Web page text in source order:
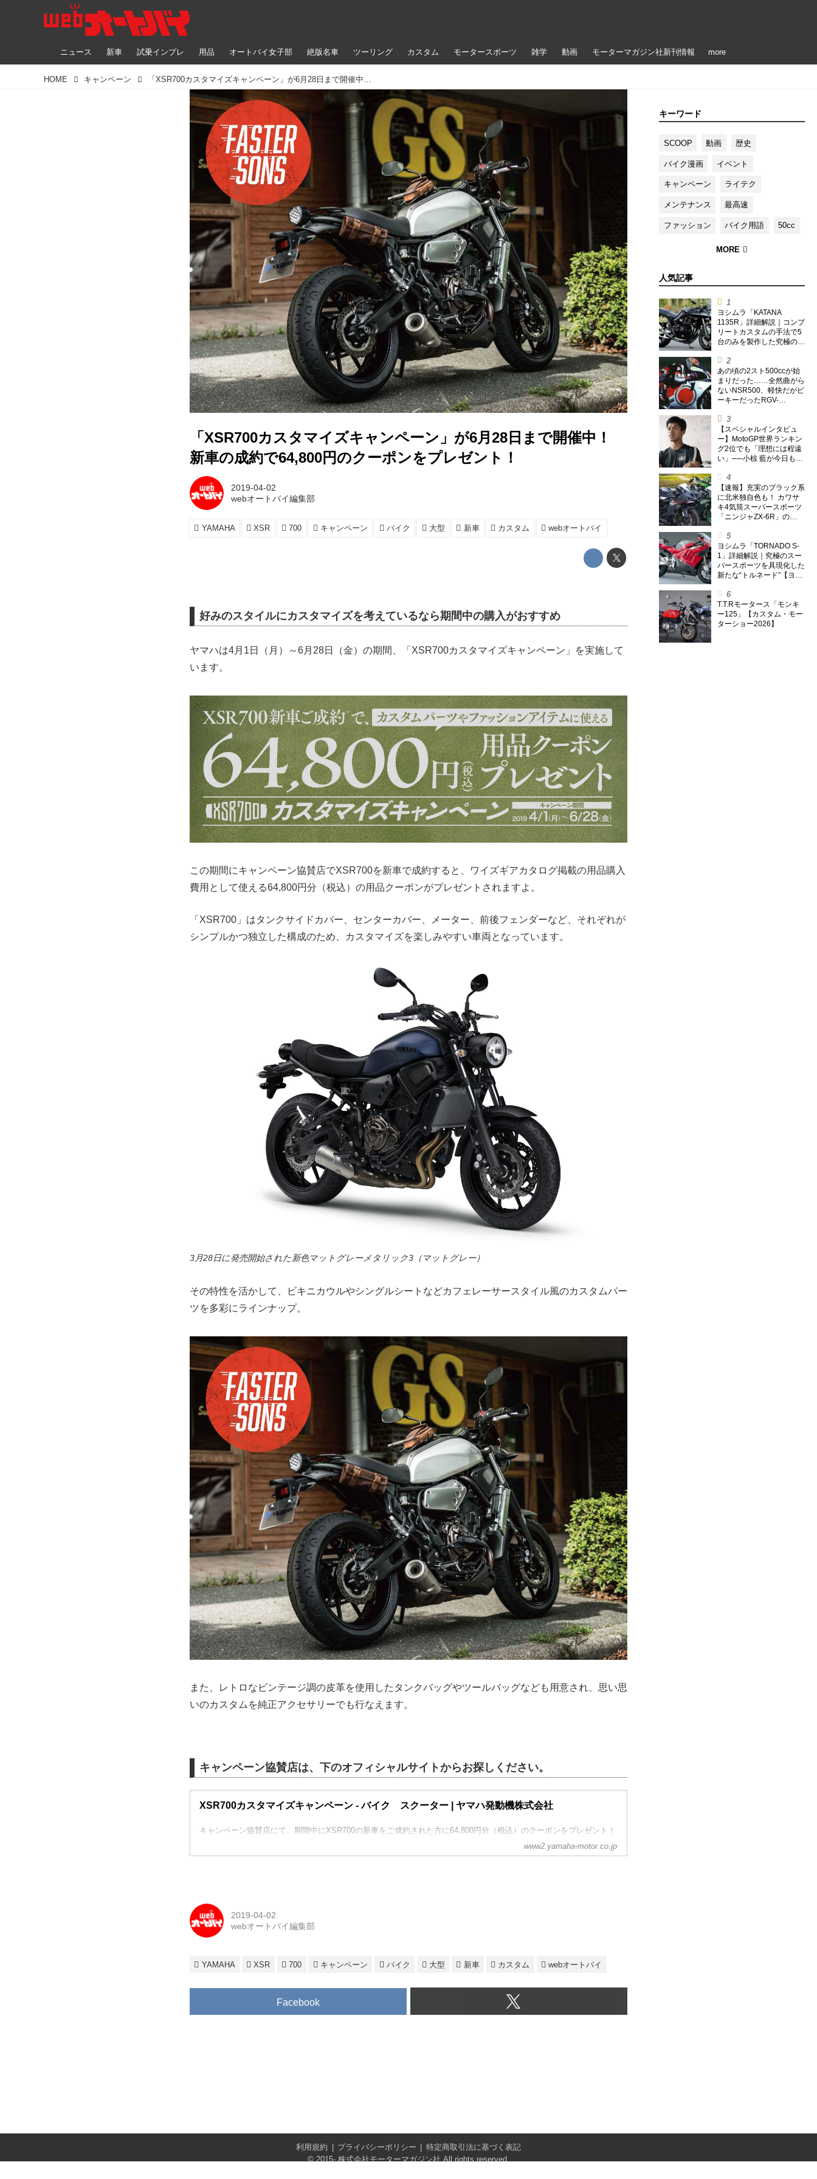
ニュース 新車 試乗インプレ 用品 オートバイ女子部 絶版名車 ツーリング カスタム モータースポーツ 雑学 動画 モーターマガジン社新刊情報 more
HOME キャンペーン 「XSR700カスタマイズキャンペーン」が6月28日まで開催中！ 新車の成約で64,800円のクーポンをプレゼント！
「XSR700カスタマイズキャンペーン」が6月28日まで開催中！
新車の成約で64,800円のクーポンをプレゼント！
2019-04-02
webオートバイ編集部
YAMAHA XSR 700 キャンペーン バイク 大型 新車 カスタム webオートバイ
キーワード
SCOOP 動画 歴史
バイク漫画 イベント
キャンペーン ライテク
メンテナンス 最高速
ファッション バイク用語 50cc
人気記事
ヨシムラ「KATANA
1135R」詳細解説｜コンプ
リートカスタムの手法で5
台のみを製作した究極の銘
あの頃の2スト500ccが始
まりだった……全然曲がら
ないNSR500、軽快だがピ
ーキーだったRGV-
(アオキマニアックレーシ
ング) Vol.1】
【スペシャルインタビュ
ー】MotoGP世界ランキン
グ2位でも「理想には程遠
い」──小椋 藍が今日も走
【速報】充実のブラック系
に北米独自色も！ カワサ
キ4気筒スーパースポーツ
「ニンジャZX-6R」の
筒ニンジャも出たよ【海
外】
ヨシムラ「TORNADO S-
1」詳細解説｜究極のスー
パースポーツを具現化した
新たな“トルネード”【ヨシ
T.T.Rモータース「モンキ
ー125」【カスタム・モー
ターショー2026】
好みのスタイルにカスタマイズを考えているなら期間中の購入がおすすめ
ヤマハは4月1日（月）～6月28日（金）の期間、「XSR700カスタマイズキャンペーン」を実施して
います。
この期間にキャンペーン協賛店でXSR700を新車で成約すると、ワイズギアカタログ掲載の用品購入
費用として使える64,800円分（税込）の用品クーポンがプレゼントされますよ。
「XSR700」はタンクサイドカバー、センターカバー、メーター、前後フェンダーなど、それぞれが
シンプルかつ独立した構成のため、カスタマイズを楽しみやすい車両となっています。
3月28日に発売開始された新色マットグレーメタリック3（マットグレー）
その特性を活かして、ビキニカウルやシングルシートなどカフェレーサースタイル風のカスタムパー
ツを多彩にラインナップ。
また、レトロなビンテージ調の皮革を使用したタンクバッグやツールバッグなども用意され、思い思
いのカスタムを純正アクセサリーでも行なえます。
キャンペーン協賛店は、下のオフィシャルサイトからお探しください。
XSR700カスタマイズキャンペーン - バイク スクーター | ヤマハ発動機株式会社
キャンペーン協賛店にて、期間中にXSR700の新車をご成約された方に64,800円分（税込）のクーポンをプレゼント！
www2.yamaha-motor.co.jp
2019-04-02
webオートバイ編集部
YAMAHA XSR 700 キャンペーン バイク 大型 新車 カスタム webオートバイ
Facebook
利用規約 プライバシーポリシー
特定商取引法に基づく表記
© 2015- 株式会社モーターマガジン社 All rights reserved.